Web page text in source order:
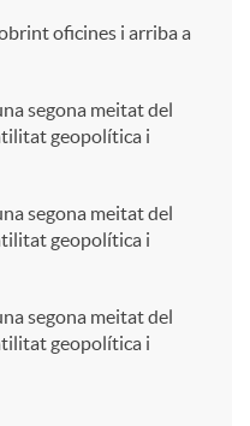
oficines i arriba a
segona meitat del
geopolítica i
segona meitat del
geopolítica i
segona meitat del
geopolítica i